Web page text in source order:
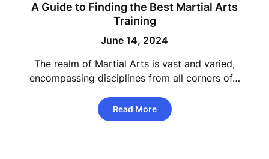
A Guide to Finding the Best Martial Arts
Training
June 14, 2024
The realm of Martial Arts is vast and varied,
encompassing disciplines from all corners of…
Read More